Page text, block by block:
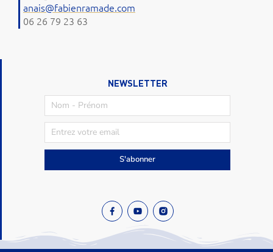
anais@fabienramade.com
06 26 79 23 63
NEWSLETTER
S'abonner